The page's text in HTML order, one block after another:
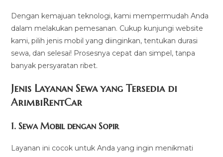
Dengan kemajuan teknologi, kami mempermudah Anda
dalam melakukan pemesanan. Cukup kunjungi website
kami, pilih jenis mobil yang diinginkan, tentukan durasi
sewa, dan selesai! Prosesnya cepat dan simpel, tanpa
banyak persyaratan ribet.
Jenis Layanan Sewa yang Tersedia di
ArimbiRentCar
1.Sewa Mobil dengan Sopir
Layanan ini cocok untuk Anda yang ingin menikmati